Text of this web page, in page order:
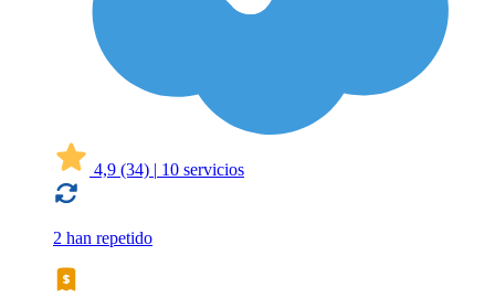
4,9 (34) | 10 servicios
2 han repetido